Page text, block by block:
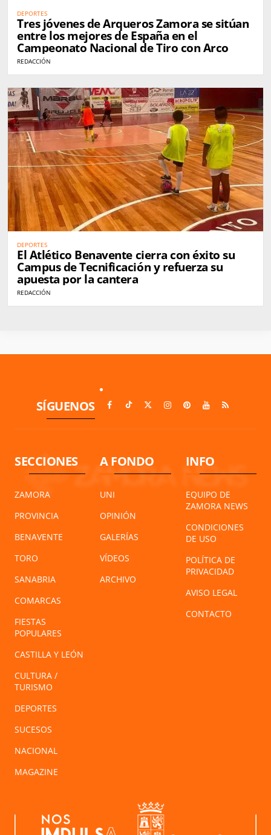
DEPORTES
Tres jóvenes de Arqueros Zamora se sitúan
entre los mejores de España en el
Campeonato Nacional de Tiro con Arco
REDACCIÓN
DEPORTES
El Atlético Benavente cierra con éxito su
Campus de Tecnificación y refuerza su
apuesta por la cantera
REDACCIÓN
SÍGUENOS
SECCIONES
ZAMORA
PROVINCIA
BENAVENTE
TORO
SANABRIA
COMARCAS
FIESTAS
POPULARES
CASTILLA Y LEÓN
CULTURA /
TURISMO
DEPORTES
SUCESOS
NACIONAL
MAGAZINE
A FONDO
UNI
OPINIÓN
GALERÍAS
VÍDEOS
ARCHIVO
INFO
EQUIPO DE
ZAMORA NEWS
CONDICIONES
DE USO
POLÍTICA DE
PRIVACIDAD
AVISO LEGAL
CONTACTO